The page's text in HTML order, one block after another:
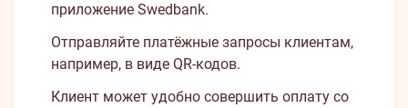
приложение Swedbank.
Отправляйте платёжные запросы клиентам,
например, в виде QR-кодов.
Клиент может удобно совершить оплату со